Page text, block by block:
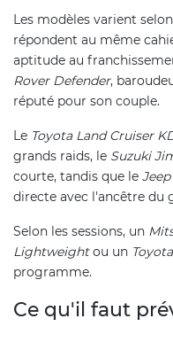
Les modèles varient
répondent au même
aptitude au
Rover Defender,
réputé pour son couple.
Le Toyota Land Cruiser
grands raids, le Suzuki
courte, tandis que le
directe avec l'ancêtre du
Selon les sessions, un
Lightweightou un
programme.
Ce qu'il faut